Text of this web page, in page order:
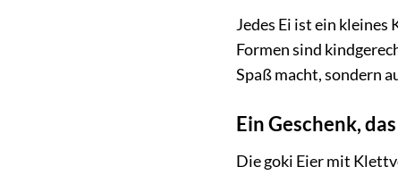
Jedes Ei ist ein
Formen sind
Spaß macht, sondern
Ein Geschenk,
Die goki Eier mit